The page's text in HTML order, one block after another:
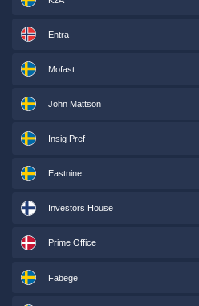
Entra
Mofast
John Mattson
Insig Pref
Eastnine
Investors House
Prime Office
Fabege